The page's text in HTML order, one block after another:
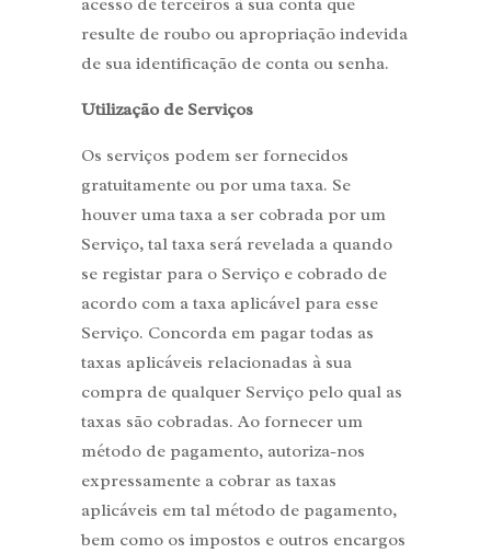
acesso de terceiros à sua conta que
resulte de roubo ou apropriação indevida
de sua identificação de conta ou senha.
Utilização de Serviços
Os serviços podem ser fornecidos
gratuitamente ou por uma taxa. Se
houver uma taxa a ser cobrada por um
Serviço, tal taxa será revelada a quando
se registar para o Serviço e cobrado de
acordo com a taxa aplicável para esse
Serviço. Concorda em pagar todas as
taxas aplicáveis relacionadas à sua
compra de qualquer Serviço pelo qual as
taxas são cobradas. Ao fornecer um
método de pagamento, autoriza-nos
expressamente a cobrar as taxas
aplicáveis em tal método de pagamento,
bem como os impostos e outros encargos